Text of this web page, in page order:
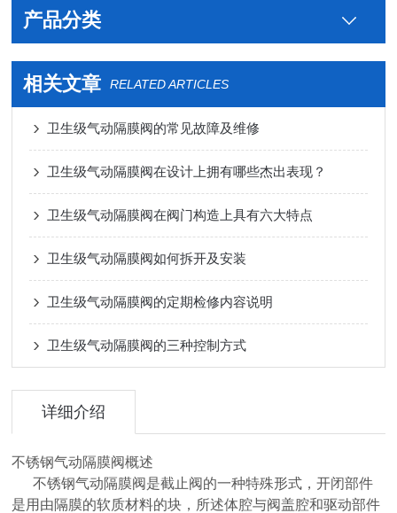
产品分类
相关文章 RELATED ARTICLES
卫生级气动隔膜阀的常见故障及维修
卫生级气动隔膜阀在设计上拥有哪些杰出表现？
卫生级气动隔膜阀在阀门构造上具有六大特点
卫生级气动隔膜阀如何拆开及安装
卫生级气动隔膜阀的定期检修内容说明
卫生级气动隔膜阀的三种控制方式
详细介绍
不锈钢气动隔膜阀概述
不锈钢气动隔膜阀是截止阀的一种特殊形式，开闭部件
是用由隔膜的软质材料的块，所述体腔与阀盖腔和驱动部件